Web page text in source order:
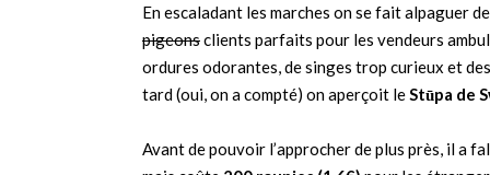
En escaladant les marches on se fait alpaguer
pigeonsclients parfaits pour les vendeurs
ordures odorantes, de singes trop curieux et
tard (oui, on a compté) on aperçoit leStūpa de
Avant de pouvoir l’approcher de plus près, il a